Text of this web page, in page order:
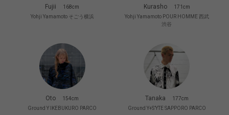
Fujii
168cm
Yohji Yamamoto そごう横浜
Kurasho
171cm
Yohji Yamamoto POUR HOMME 西武
渋谷
Oto
154cm
Ground Y IKEBUKURO PARCO
Tanaka
177cm
Ground Y+S’YTE SAPPORO PARCO